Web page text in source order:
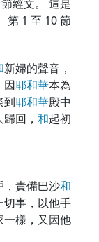
節經文。 這是
第 1 至 10 節
新婦的聲音，
因耶和華本為
到耶和華殿中
回， 和起初
，責備巴沙和
切事，以他手
一樣，又因他